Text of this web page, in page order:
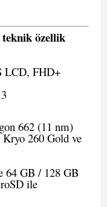
teknik özellik
LCD, FHD+
662 (11 nm)
260 Gold ve
64 GB / 128 GB
ile